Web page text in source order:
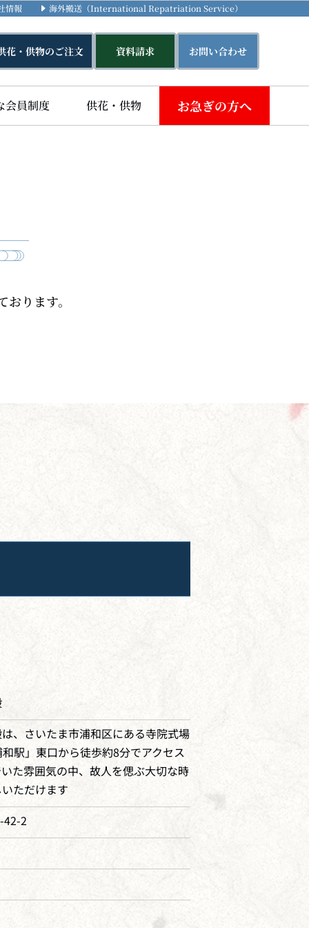
情報 海外搬送（International Repatriation Service）
花・供物のご注文 資料請求 お問い合わせ
会員制度 供花・供物 お急ぎの方へ
ります。
、さいたま市浦和区にある寺院式場
駅」東口から徒歩約8分でアクセス
た雰囲気の中、故人を偲ぶ大切な時
ただけます
42-2